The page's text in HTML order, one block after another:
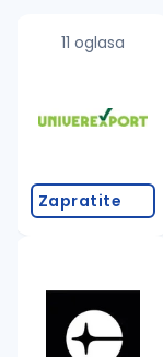
proverite
11 oglasa
Zapratite